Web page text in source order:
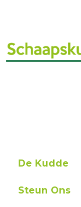
De Kudde
Steun Ons